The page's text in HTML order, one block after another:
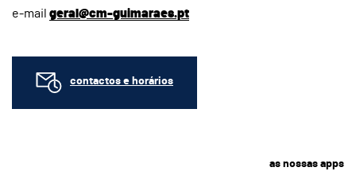
e-mail geral@cm-guimaraes.pt
contactos e horários
as nossas apps